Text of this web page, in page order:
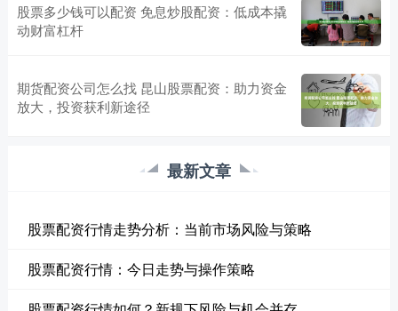
股票多少钱可以配资 免息炒股配资：低成本撬
动财富杠杆
期货配资公司怎么找 昆山股票配资：助力资金
放大，投资获利新途径
最新文章
股票配资行情走势分析：当前市场风险与策略
股票配资行情：今日走势与操作策略